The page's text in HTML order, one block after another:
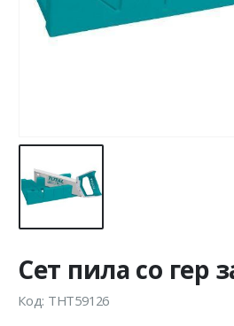
Сет пила со гер
Код: THT59126